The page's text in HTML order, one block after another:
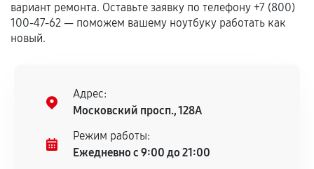
Гарантия на выполненные работы может
сохраняться полностью или частично, если
техническим параметрам и не имеют внешних
дефектов.
Установка была выполнена нашим сервисным
центром.
При этом гарантия на сами комплектующие
вариант ремонта. Оставьте заявку по телефону +7 (800)
100-47-62 — поможем вашему ноутбуку работать как
новый.
Адрес:
Московский просп., 128А
Режим работы:
Ежедневно с 9:00 до 21:00